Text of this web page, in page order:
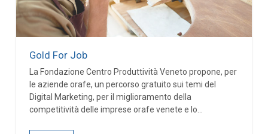
Gold For Job
La Fondazione Centro Produttività Veneto propone, per
le aziende orafe, un percorso gratuito sui temi del
Digital Marketing, per il miglioramento della
competitività delle imprese orafe venete e lo...